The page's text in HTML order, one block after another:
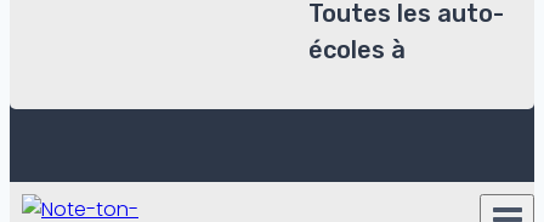
Toutes les auto-
écoles à